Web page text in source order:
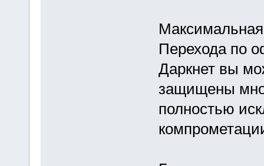
Перехода по
Даркнет вы
защищены
полностью